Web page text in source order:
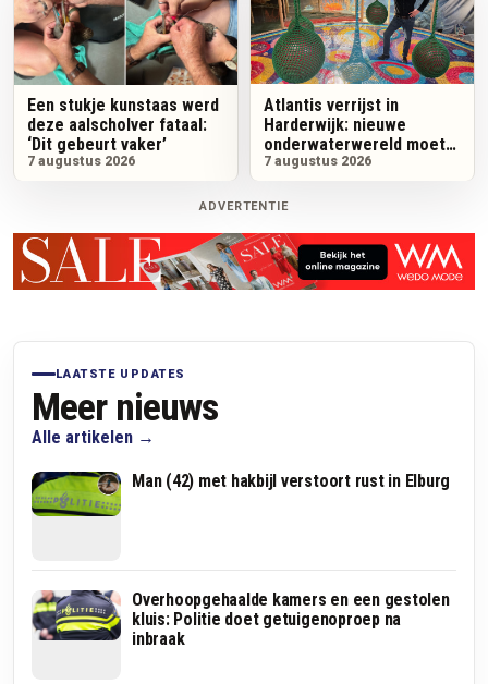
Een stukje kunstaas werd
deze aalscholver fataal:
‘Dit gebeurt vaker’
7 augustus 2026
Atlantis verrijst in
Harderwijk: nieuwe
onderwaterwereld moet
seizoen Dolfinarium
7 augustus 2026
ADVERTENTIE
LAATSTE UPDATES
Meer nieuws
Alle artikelen
Man (42) met hakbijl verstoort rust in Elburg
Overhoopgehaalde kamers en een gestolen
kluis: Politie doet getuigenoproep na
inbraak